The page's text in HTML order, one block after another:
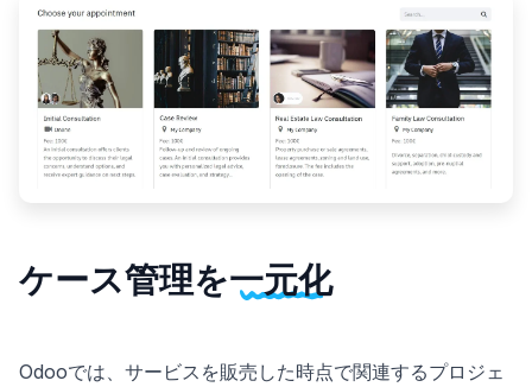
ケース管理を一元化
Odooでは、サービスを販売した時点で関連するプロジェ